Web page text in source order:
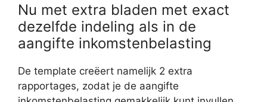
Nu met extra bladen met exact
dezelfde indeling als in de
aangifte inkomstenbelasting
De template creëert namelijk 2 extra
rapportages, zodat je de aangifte